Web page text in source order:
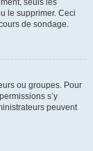
seuls les
le supprimer. Ceci
de sondage.
ou groupes. Pour
s’y
peuvent